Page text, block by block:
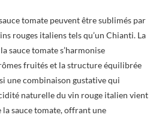
tomate peuvent être sublimés par
rouges italiens tels qu’un Chianti. La
sauce tomate s’harmonise
fruités et la structure équilibrée
une combinaison gustative qui
naturelle du vin rouge italien vient
sauce tomate, offrant une